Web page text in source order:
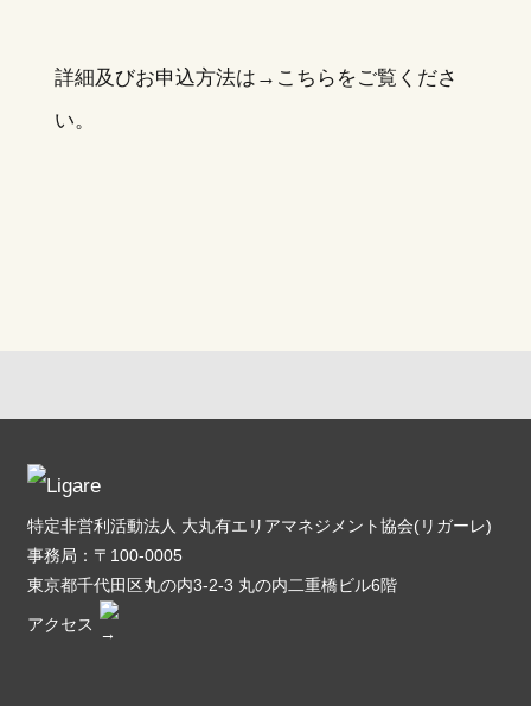
詳細及びお申込方法は→ こちら をご覧くださ
い。
特定非営利活動法人 大丸有エリアマネジメント協会(リガーレ)
事務局：〒100-0005
東京都千代田区丸の内3-2-3 丸の内二重橋ビル6階
アクセス